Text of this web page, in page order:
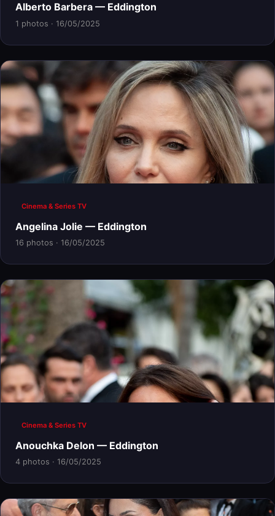
Alberto Barbera — Eddington
1 photos · 16/05/2025
Cinema & Series TV
Angelina Jolie — Eddington
16 photos · 16/05/2025
Cinema & Series TV
Anouchka Delon — Eddington
4 photos · 16/05/2025